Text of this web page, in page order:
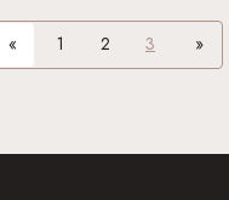
« 1 2 3 »